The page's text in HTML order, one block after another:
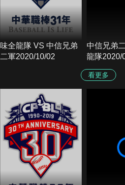
味全龍隊 VS 中信兄弟
二軍2020/10/02
中信兄弟
龍隊2020/
看更多